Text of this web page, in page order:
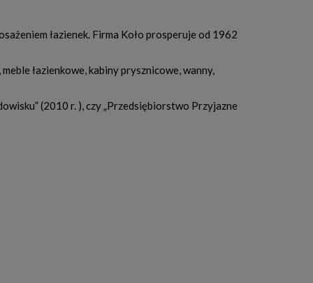
łazienek. Firma Koło prosperuje od 1962
łazienkowe, kabiny prysznicowe, wanny,
(2010 r. ), czy „Przedsiębiorstwo Przyjazne